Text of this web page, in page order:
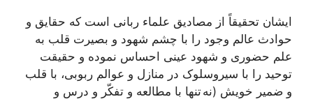
ایشان تحقيقاً از مصاديق علماء ربانی است كه حقایق و
حوادث عالم وجود را با چشم شهود و بصيرت قلب به
علم حضورى و شهود عينى احساس نموده و حقيقت
توحيد را با سیروسلوک در منازل و عوالم ربوبى، با قلب
و ضمير خويش (نه تنها با مطالعه و تفكّر و درس و